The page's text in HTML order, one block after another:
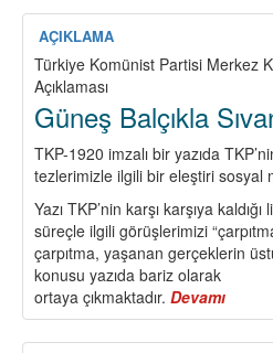
AÇIKLAMA
Türkiye Komünist Partisi Merkez
Açıklaması
Güneş Balçıkla
TKP-1920 imzalı bir yazıda
tezlerimizle ilgili bir eleştiri sosyal
Yazı TKP’nin karşı karşıya
süreçle ilgili görüşlerimizi
çarpıtma, yaşanan gerçeklerin
konusu yazıda bariz olarak
ortaya çıkmaktadır. Devamı